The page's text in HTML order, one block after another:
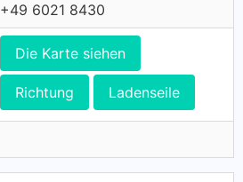
+49 6021 8430
Die Karte siehen
Richtung Ladenseile